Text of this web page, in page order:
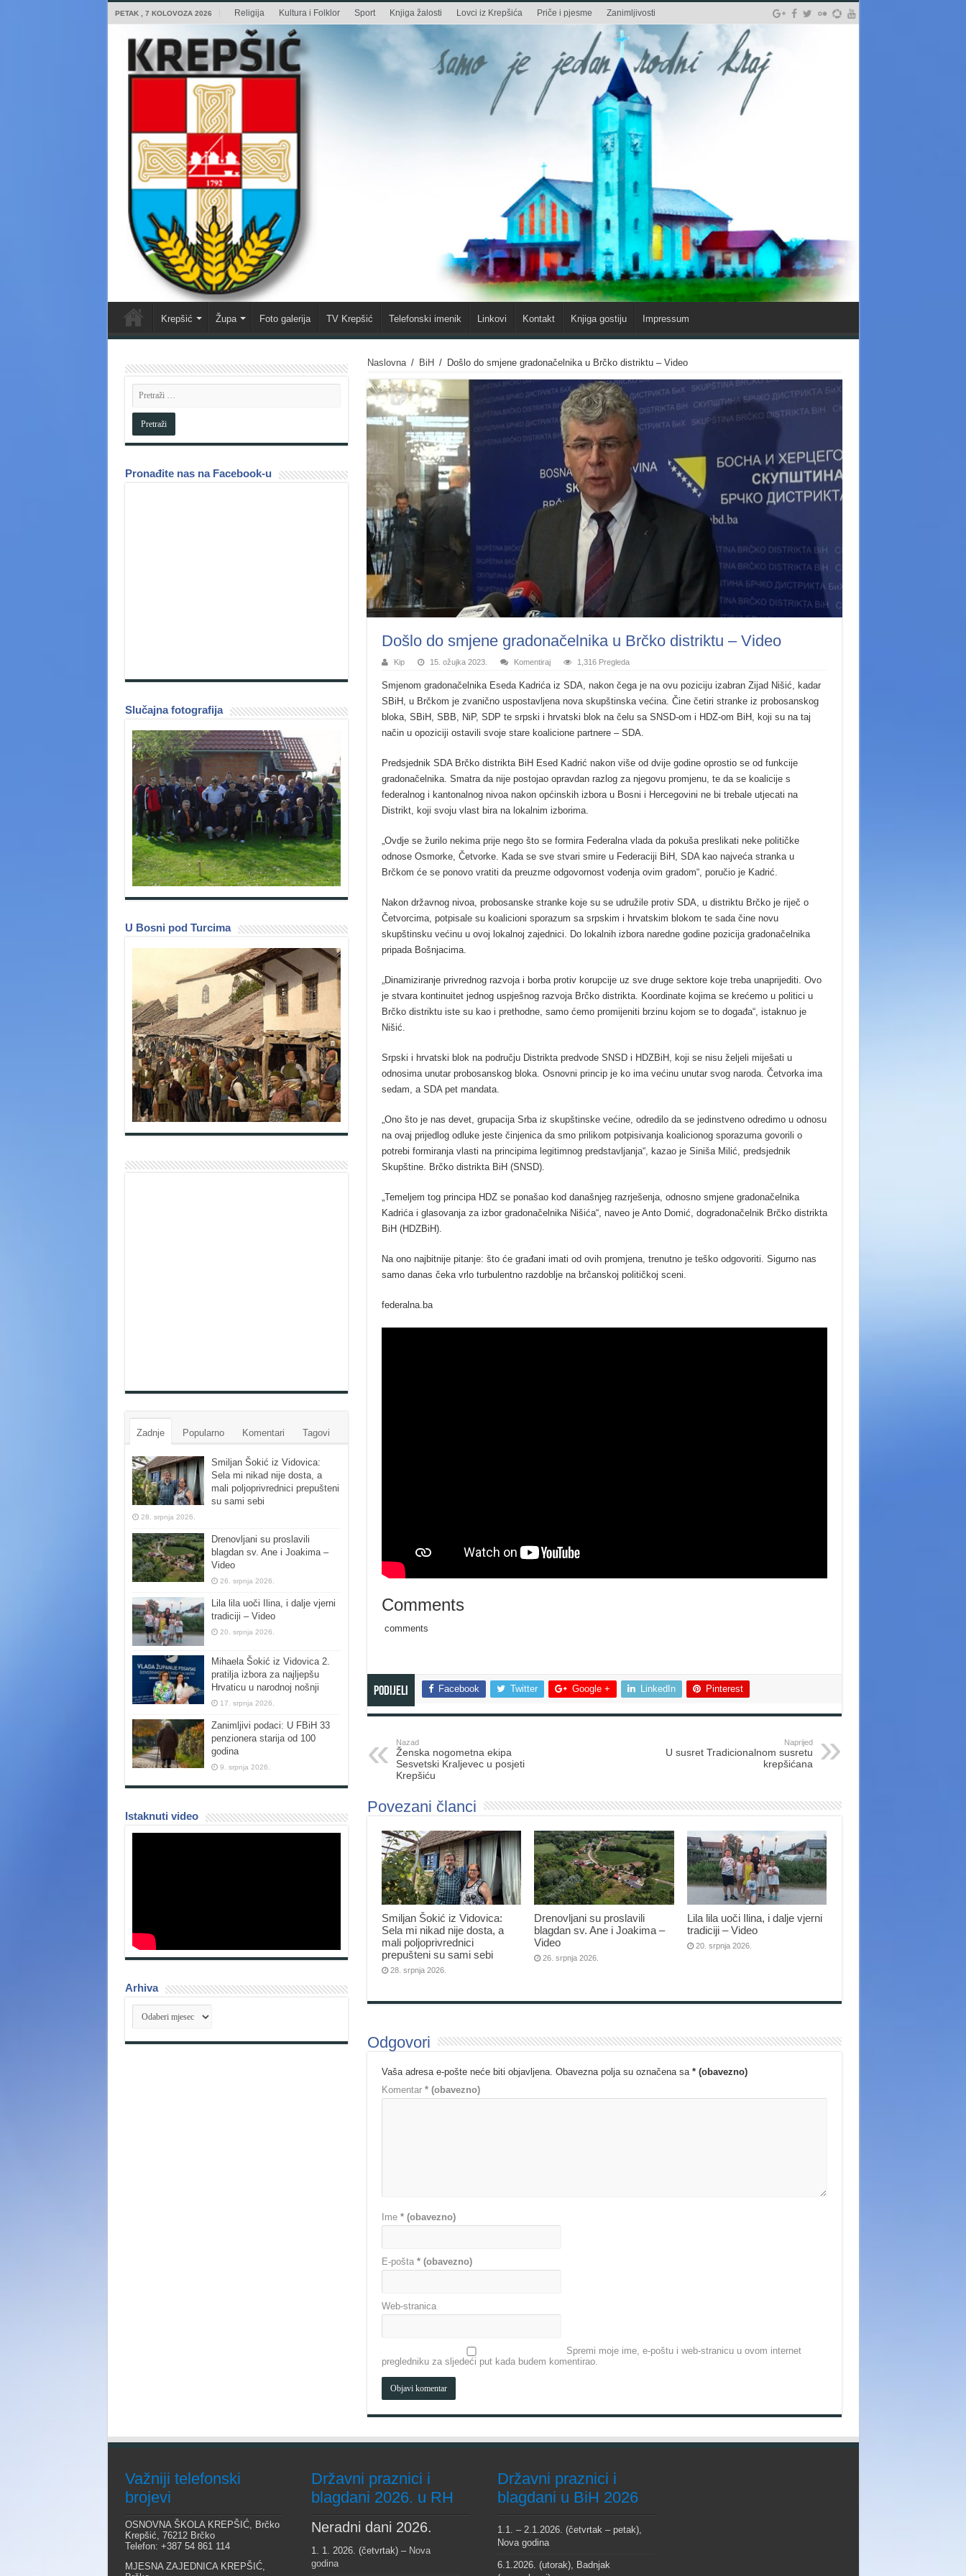
PETAK , 7 KOLOVOZA 2026 Religija Kultura i Folklor Sport Knjiga žalosti Lovci iz Krepšića Priče i pjesme Zanimljivosti
Krepšić Župa Foto galerija TV Krepšić Telefonski imenik Linkovi Kontakt Knjiga gostiju Impressum
Naslovna / BiH / Došlo do smjene gradonačelnika u Brčko distriktu – Video
Došlo do smjene gradonačelnika u Brčko distriktu – Video
Kip 15. ožujka 2023. Komentiraj 1,316 Pregleda
Smjenom gradonačelnika Eseda Kadrića iz SDA, nakon čega je na ovu poziciju izabran Zijad Nišić, kadar
SBiH, u Brčkom je zvanično uspostavljena nova skupštinska većina. Čine četiri stranke iz probosanskog
bloka, SBiH, SBB, NiP, SDP te srpski i hrvatski blok na čelu sa SNSD-om i HDZ-om BiH, koji su na taj
način u opoziciji ostavili svoje stare koalicione partnere – SDA.
Predsjednik SDA Brčko distrikta BiH Esed Kadrić nakon više od dvije godine oprostio se od funkcije
gradonačelnika. Smatra da nije postojao opravdan razlog za njegovu promjenu, te da se koalicije s
federalnog i kantonalnog nivoa nakon općinskih izbora u Bosni i Hercegovini ne bi trebale utjecati na
Distrikt, koji svoju vlast bira na lokalnim izborima.
„Ovdje se žurilo nekima prije nego što se formira Federalna vlada da pokuša preslikati neke političke
odnose Osmorke, Četvorke. Kada se sve stvari smire u Federaciji BiH, SDA kao najveća stranka u
Brčkom će se ponovo vratiti da preuzme odgovornost vođenja ovim gradom“, poručio je Kadrić.
Nakon državnog nivoa, probosanske stranke koje su se udružile protiv SDA, u distriktu Brčko je riječ o
Četvorcima, potpisale su koalicioni sporazum sa srpskim i hrvatskim blokom te sada čine novu
skupštinsku većinu u ovoj lokalnoj zajednici. Do lokalnih izbora naredne godine pozicija gradonačelnika
pripada Bošnjacima.
„Dinamiziranje privrednog razvoja i borba protiv korupcije uz sve druge sektore koje treba unaprijediti. Ovo
je stvara kontinuitet jednog uspješnog razvoja Brčko distrikta. Koordinate kojima se krećemo u politici u
Brčko distriktu iste su kao i prethodne, samo ćemo promijeniti brzinu kojom se to događa“, istaknuo je
Nišić.
Srpski i hrvatski blok na području Distrikta predvode SNSD i HDZBiH, koji se nisu željeli miješati u
odnosima unutar probosanskog bloka. Osnovni princip je ko ima većinu unutar svog naroda. Četvorka ima
sedam, a SDA pet mandata.
„Ono što je nas devet, grupacija Srba iz skupštinske većine, odredilo da se jedinstveno odredimo u odnosu
na ovaj prijedlog odluke jeste činjenica da smo prilikom potpisivanja koalicionog sporazuma govorili o
potrebi formiranja vlasti na principima legitimnog predstavljanja“, kazao je Siniša Milić, predsjednik
Skupštine. Brčko distrikta BiH (SNSD).
„Temeljem tog principa HDZ se ponašao kod današnjeg razrješenja, odnosno smjene gradonačelnika
Kadrića i glasovanja za izbor gradonačelnika Nišića“, naveo je Anto Domić, dogradonačelnik Brčko distrikta
BiH (HDZBiH).
Na ono najbitnije pitanje: što će građani imati od ovih promjena, trenutno je teško odgovoriti. Sigurno nas
samo danas čeka vrlo turbulentno razdoblje na brčanskoj političkoj sceni.
federalna.ba
Comments
comments
Podijeli Facebook Twitter Google + LinkedIn Pinterest
Nazad
Ženska nogometna ekipa
Sesvetski Kraljevec u posjeti
Krepšiću
Naprijed
U susret Tradicionalnom susretu
krepšićana
Povezani članci
Smiljan Šokić iz Vidovica:
Sela mi nikad nije dosta, a
mali poljoprivrednici
prepušteni su sami sebi
28. srpnja 2026.
Drenovljani su proslavili
blagdan sv. Ane i Joakima –
Video
26. srpnja 2026.
Lila lila uoči Ilina, i dalje vjerni
tradiciji – Video
20. srpnja 2026.
Odgovori
Vaša adresa e-pošte neće biti objavljena. Obavezna polja su označena sa * (obavezno)
Komentar * (obavezno)
Ime * (obavezno)
E-pošta * (obavezno)
Web-stranica
Spremi moje ime, e-poštu i web-stranicu u ovom internet
pregledniku za sljedeći put kada budem komentirao.
Pronađite nas na Facebook-u
Slučajna fotografija
U Bosni pod Turcima
Zadnje Popularno Komentari Tagovi
Smiljan Šokić iz Vidovica:
Sela mi nikad nije dosta, a
mali poljoprivrednici prepušteni
su sami sebi
28. srpnja 2026.
Drenovljani su proslavili
blagdan sv. Ane i Joakima –
Video
26. srpnja 2026.
Lila lila uoči Ilina, i dalje vjerni
tradiciji – Video
20. srpnja 2026.
Mihaela Šokić iz Vidovica 2.
pratilja izbora za najljepšu
Hrvaticu u narodnoj nošnji
17. srpnja 2026.
Zanimljivi podaci: U FBiH 33
penzionera starija od 100
godina
9. srpnja 2026.
Istaknuti video
Arhiva
Arhiva
Važniji telefonski
brojevi
OSNOVNA ŠKOLA KREPŠIĆ, Brčko
Krepšić, 76212 Brčko
Telefon: +387 54 861 114
MJESNA ZAJEDNICA KREPŠIĆ,
Državni praznici i
blagdani 2026. u RH
Neradni dani 2026.
1. 1. 2026. (četvrtak) – Nova
godina
Državni praznici i
blagdani u BiH 2026
1.1. – 2.1.2026. (četvrtak – petak),
Nova godina
6.1.2026. (utorak), Badnjak